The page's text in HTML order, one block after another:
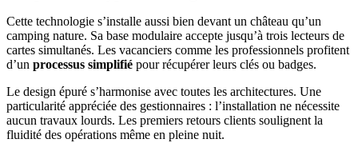
Cette technologie s’installe aussi bien devant un château qu’un
camping nature. Sa base modulaire accepte jusqu’à trois lecteurs de
cartes simultanés. Les vacanciers comme les professionnels profitent
d’un processus simplifié pour récupérer leurs clés ou badges.
Le design épuré s’harmonise avec toutes les architectures. Une
particularité appréciée des gestionnaires : l’installation ne nécessite
aucun travaux lourds. Les premiers retours clients soulignent la
fluidité des opérations même en pleine nuit.